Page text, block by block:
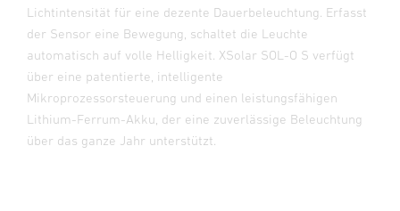
Lichtintensität für eine dezente Dauerbeleuchtung. Erfasst
der Sensor eine Bewegung, schaltet die Leuchte
automatisch auf volle Helligkeit. XSolar SOL-O S verfügt
über eine patentierte, intelligente
Mikroprozessorsteuerung und einen leistungsfähigen
Lithium-Ferrum-Akku, der eine zuverlässige Beleuchtung
über das ganze Jahr unterstützt.